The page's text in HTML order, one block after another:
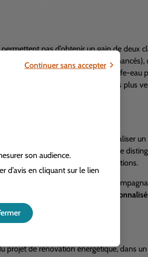
pas d’obtenir un gain de deux
l'isolation des murs ne sont plus
ne sont plus financées) et de chauffe-eau
énergivores par des alternatives plus
plus ambitieux, permettant de réaliser
Énergétique
). Cette aide se
cumulée avec d'autres subventions.
par un conseiller Mon
un rendez-vous
d’aide.
projet de rénovation énergétique, dans
Continuer sans accepter
son audience.
d’avis en cliquant sur le lien